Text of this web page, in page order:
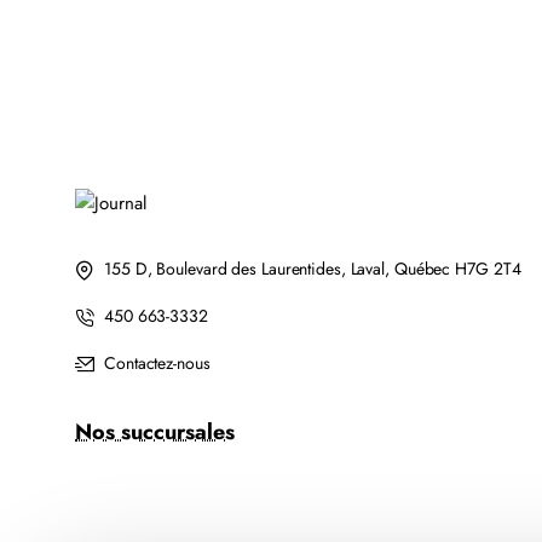
155 D, Boulevard des Laurentides, Laval, Québec H7G 2T4
450 663-3332
Contactez-nous
Nos succursales